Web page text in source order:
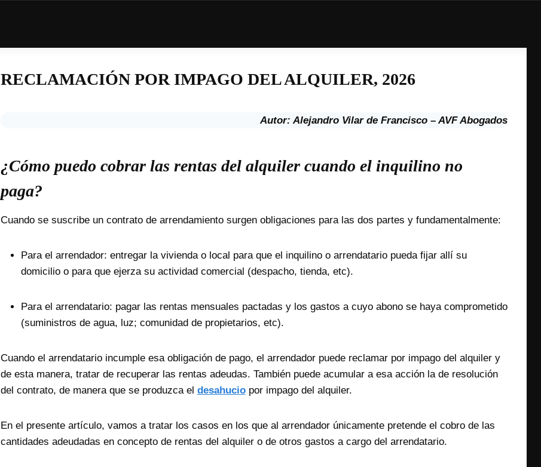
RECLAMACIÓN POR IMPAGO DEL ALQUILER, 2026
Autor: Alejandro Vilar de Francisco – AVF Abogados
¿Cómo puedo cobrar las rentas del alquiler cuando el inquilino no
paga?
Cuando se suscribe un contrato de arrendamiento surgen obligaciones para las dos partes y fundamentalmente:
Para el arrendador: entregar la vivienda o local para que el inquilino o arrendatario pueda fijar allí su
domicilio o para que ejerza su actividad comercial (despacho, tienda, etc).
Para el arrendatario: pagar las rentas mensuales pactadas y los gastos a cuyo abono se haya comprometido
(suministros de agua, luz; comunidad de propietarios, etc).
Cuando el arrendatario incumple esa obligación de pago, el arrendador puede reclamar por impago del alquiler y
de esta manera, tratar de recuperar las rentas adeudas. También puede acumular a esa acción la de resolución
del contrato, de manera que se produzca el desahuciopor impago del alquiler.
En el presente artículo, vamos a tratar los casos en los que al arrendador únicamente pretende el cobro de las
cantidades adeudadas en concepto de rentas del alquiler o de otros gastos a cargo del arrendatario.